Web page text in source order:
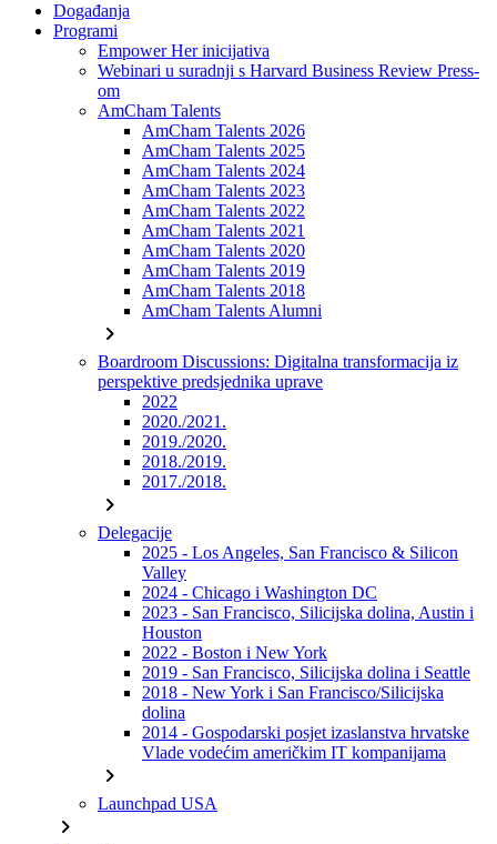
Događanja
Programi
Empower Her inicijativa
Webinari u suradnji s Harvard Business Review Press-
om
AmCham Talents
AmCham Talents 2026
AmCham Talents 2025
AmCham Talents 2024
AmCham Talents 2023
AmCham Talents 2022
AmCham Talents 2021
AmCham Talents 2020
AmCham Talents 2019
AmCham Talents 2018
AmCham Talents Alumni
chevron_right
Boardroom Discussions: Digitalna transformacija iz
perspektive predsjednika uprave
2022
2020./2021.
2019./2020.
2018./2019.
2017./2018.
chevron_right
Delegacije
2025 - Los Angeles, San Francisco & Silicon
Valley
2024 - Chicago i Washington DC
2023 - San Francisco, Silicijska dolina, Austin i
Houston
2022 - Boston i New York
2019 - San Francisco, Silicijska dolina i Seattle
2018 - New York i San Francisco/Silicijska
dolina
2014 - Gospodarski posjet izaslanstva hrvatske
Vlade vodećim američkim IT kompanijama
chevron_right
Launchpad USA
chevron_right